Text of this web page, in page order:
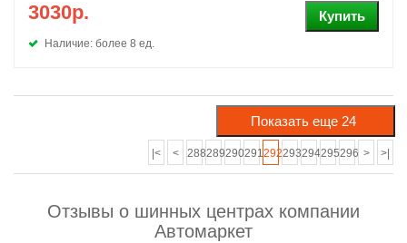
3030р.
Наличие: более 8 ед.
|< < 288289290291292293294295296 > >|
Отзывы о шинных центрах компании
Автомаркет